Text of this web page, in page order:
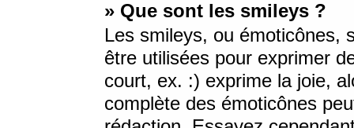
» Que sont les smileys ?
Les smileys, ou émoticônes,
être utilisées pour exprimer
court, ex. :) exprime la joie,
complète des émoticônes